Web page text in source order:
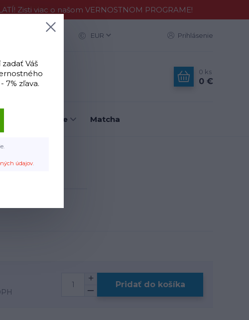
Zisti viac o našom VERNOSTNOM PROGRAME!
EUR Prihlásenie
0 ks
0 €
nástroje Matcha
Pridať do košíka
Váš
7% zľava.
údajov.